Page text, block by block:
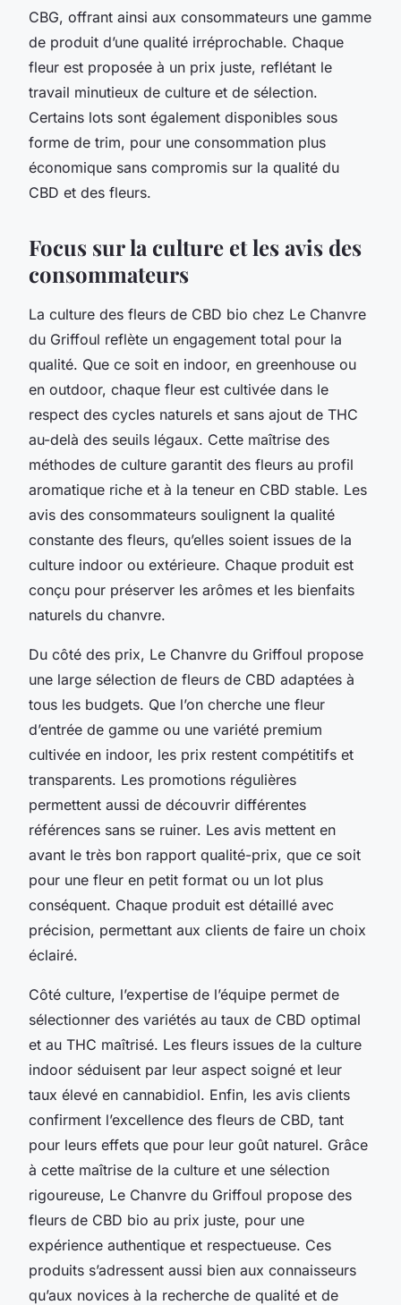
CBG, offrant ainsi aux consommateurs une gamme
de produit d’une qualité irréprochable. Chaque
fleur est proposée à un prix juste, reflétant le
travail minutieux de culture et de sélection.
Certains lots sont également disponibles sous
forme de trim, pour une consommation plus
économique sans compromis sur la qualité du
CBD et des fleurs.
Focus sur la culture et les avis des
consommateurs
La culture des fleurs de CBD bio chez Le Chanvre
du Griffoul reflète un engagement total pour la
qualité. Que ce soit en indoor, en greenhouse ou
en outdoor, chaque fleur est cultivée dans le
respect des cycles naturels et sans ajout de THC
au-delà des seuils légaux. Cette maîtrise des
méthodes de culture garantit des fleurs au profil
aromatique riche et à la teneur en CBD stable. Les
avis des consommateurs soulignent la qualité
constante des fleurs, qu’elles soient issues de la
culture indoor ou extérieure. Chaque produit est
conçu pour préserver les arômes et les bienfaits
naturels du chanvre.
Du côté des prix, Le Chanvre du Griffoul propose
une large sélection de fleurs de CBD adaptées à
tous les budgets. Que l’on cherche une fleur
d’entrée de gamme ou une variété premium
cultivée en indoor, les prix restent compétitifs et
transparents. Les promotions régulières
permettent aussi de découvrir différentes
références sans se ruiner. Les avis mettent en
avant le très bon rapport qualité-prix, que ce soit
pour une fleur en petit format ou un lot plus
conséquent. Chaque produit est détaillé avec
précision, permettant aux clients de faire un choix
éclairé.
Côté culture, l’expertise de l’équipe permet de
sélectionner des variétés au taux de CBD optimal
et au THC maîtrisé. Les fleurs issues de la culture
indoor séduisent par leur aspect soigné et leur
taux élevé en cannabidiol. Enfin, les avis clients
confirment l’excellence des fleurs de CBD, tant
pour leurs effets que pour leur goût naturel. Grâce
à cette maîtrise de la culture et une sélection
rigoureuse, Le Chanvre du Griffoul propose des
fleurs de CBD bio au prix juste, pour une
expérience authentique et respectueuse. Ces
produits s’adressent aussi bien aux connaisseurs
qu’aux novices à la recherche de qualité et de